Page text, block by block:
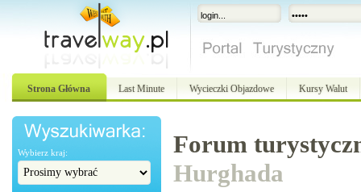
Strona Główna Last Minute Wycieczki Objazdowe Kursy Walut
Wybierz kraj:
Forum
Hurghada